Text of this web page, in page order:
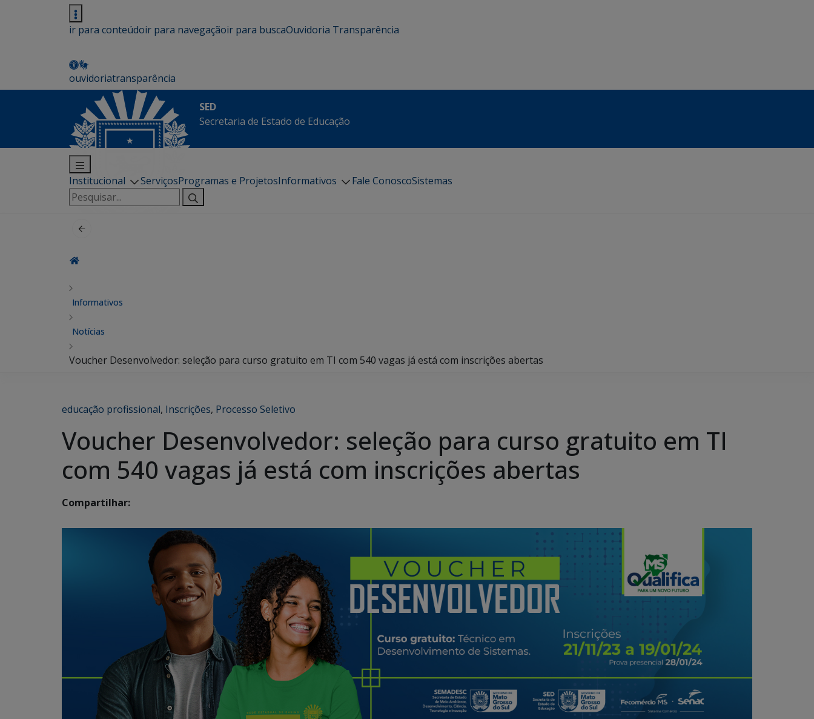
ir para conteúdoir para navegaçãoir para buscaOuvidoria Transparência
ouvidoriatransparência
SED
Secretaria de Estado de Educação
Institucional ServiçosProgramas e ProjetosInformativos Fale ConoscoSistemas
Pesquisar
por:
Informativos
Notícias
Voucher Desenvolvedor: seleção para curso gratuito em TI com 540 vagas já está com inscrições abertas
educação profissional, Inscrições, Processo Seletivo
Voucher Desenvolvedor: seleção para curso gratuito em TI
com 540 vagas já está com inscrições abertas
Compartilhar: